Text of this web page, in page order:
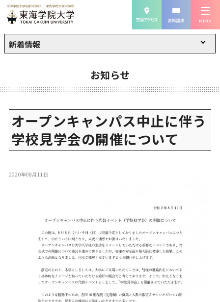
新着情報
お知らせ
オープンキャンパス中止に伴う
学校見学会の開催について
2020年08月11日